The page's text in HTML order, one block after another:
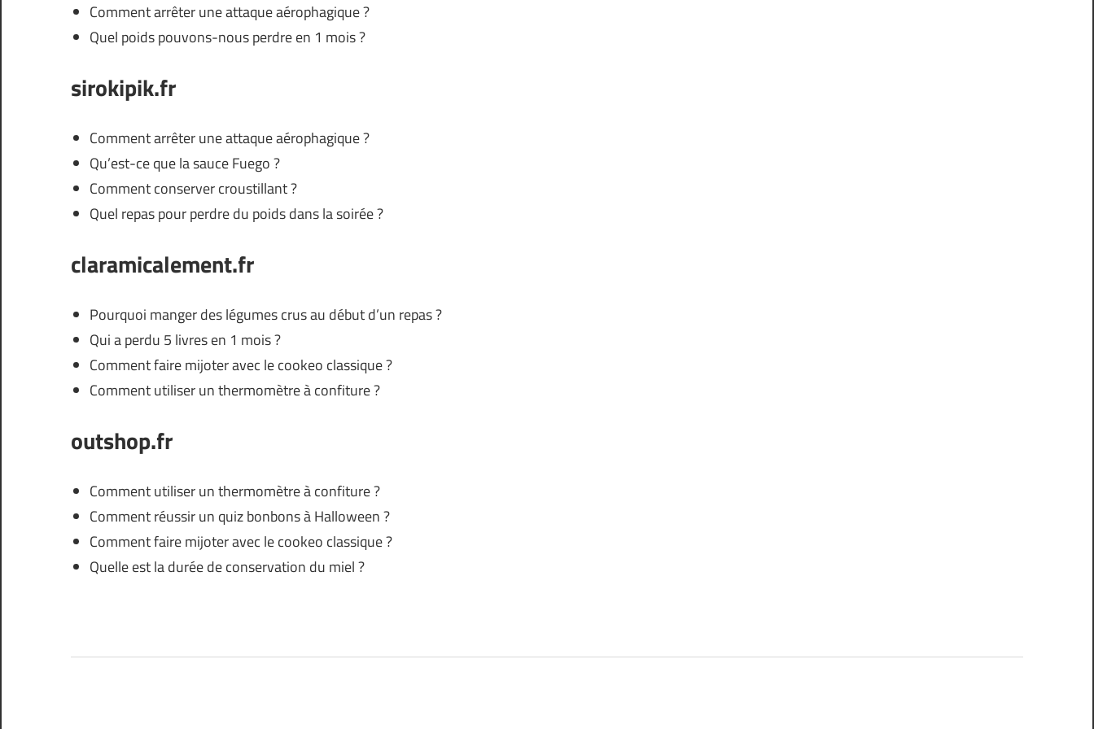
Comment arrêter une attaque aérophagique ?
Quel poids pouvons-nous perdre en 1 mois ?
sirokipik.fr
Comment arrêter une attaque aérophagique ?
Qu’est-ce que la sauce Fuego ?
Comment conserver croustillant ?
Quel repas pour perdre du poids dans la soirée ?
claramicalement.fr
Pourquoi manger des légumes crus au début d’un repas ?
Qui a perdu 5 livres en 1 mois ?
Comment faire mijoter avec le cookeo classique ?
Comment utiliser un thermomètre à confiture ?
outshop.fr
Comment utiliser un thermomètre à confiture ?
Comment réussir un quiz bonbons à Halloween ?
Comment faire mijoter avec le cookeo classique ?
Quelle est la durée de conservation du miel ?